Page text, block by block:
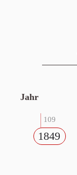
Jahr
109
1849